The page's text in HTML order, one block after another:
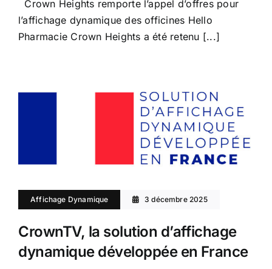
Crown Heights remporte l’appel d’offres pour
l’affichage dynamique des officines Hello
Pharmacie Crown Heights a été retenu [...]
Affichage Dynamique 3 décembre 2025
CrownTV, la solution d’affichage
dynamique développée en France